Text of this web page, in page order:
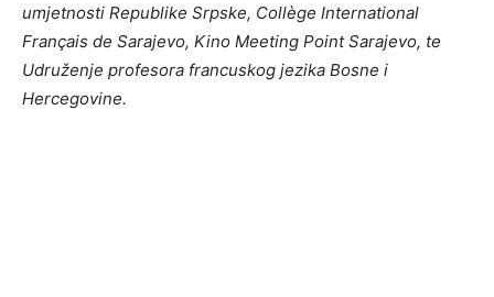
umjetnosti Republike Srpske, Collège International
Français de Sarajevo, Kino Meeting Point Sarajevo, te
Udruženje profesora francuskog jezika Bosne i
Hercegovine.